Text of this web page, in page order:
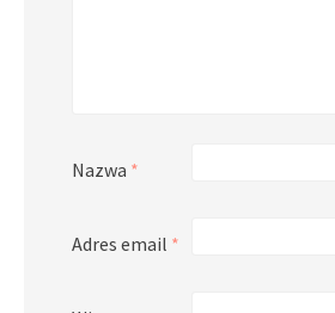
Nazwa *
Adres email *